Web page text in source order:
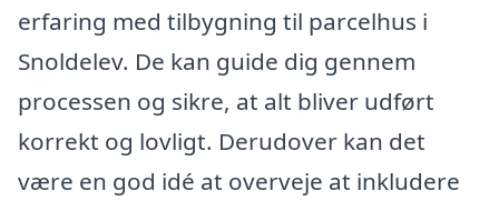
erfaring med tilbygning til parcelhus i
Snoldelev. De kan guide dig gennem
processen og sikre, at alt bliver udført
korrekt og lovligt. Derudover kan det
være en god idé at overveje at inkludere